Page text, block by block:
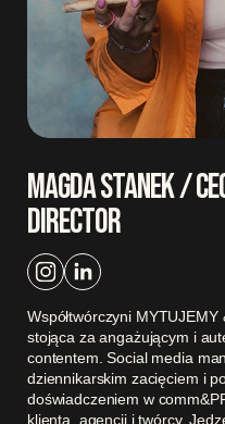
MAGDA STANEK /
DIRECTOR
Współtwórczyni
stojąca za angażującym i
contentem. Social media
dziennikarskim zacięciem i
doświadczeniem w
klienta, agencji i twórcy.